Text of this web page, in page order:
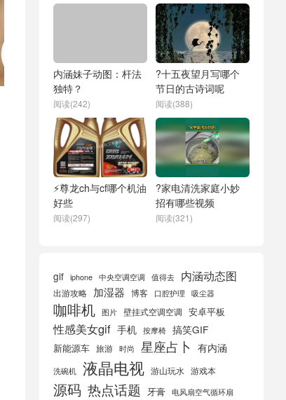
内涵妹子动图：杆法
独特？
阅读(242)
?十五夜望月写哪个
节日的古诗词呢
阅读(388)
⚡尊龙ch与cf哪个机油
好些
阅读(297)
?家电清洗家庭小妙
招有哪些视频
阅读(321)
gif iphone 中央空调空调 值得去 内涵动态图
出游攻略 加湿器 博客 口腔护理 吸尘器
咖啡机 图片 壁挂式空调空调 安卓平板
性感美女gif 手机 按摩椅 搞笑GIF
新能源车 旅游 时尚 星座占卜 有内涵
洗碗机 液晶电视 游山玩水 游戏本
源码 热点话题 牙膏 电风扇空气循环扇